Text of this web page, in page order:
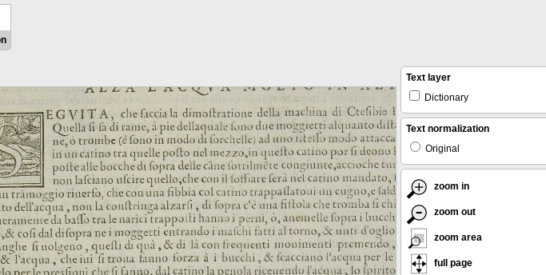
Text layer
Dictionary
Text normalization
Original
zoom in
zoom out
zoom area
full page